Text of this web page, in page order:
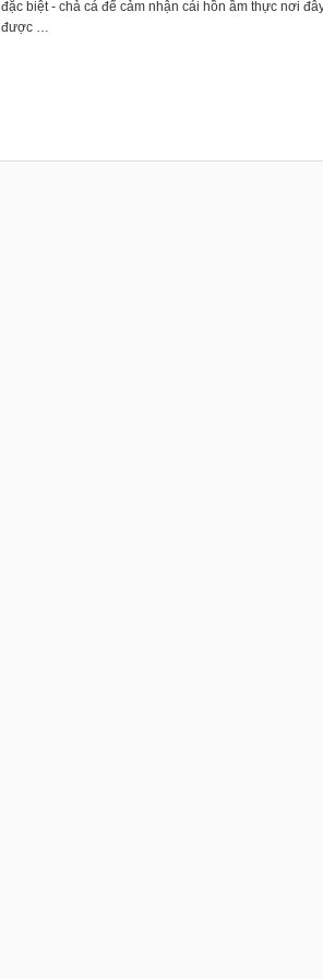
đặc biệt - chả cá để cảm nhận cái hồn ầm thực nơi
được …